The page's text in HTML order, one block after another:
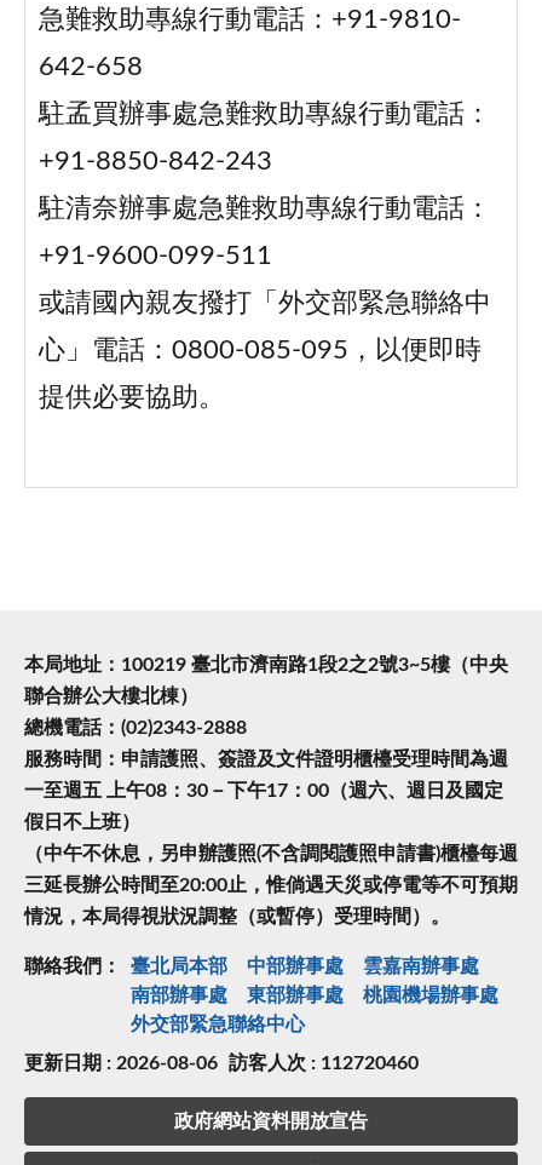
急難救助專線行動電話：+91-9810-
642-658
駐孟買辦事處急難救助專線行動電話：
+91-8850-842-243
駐清奈辦事處急難救助專線行動電話：
+91-9600-099-511
或請國內親友撥打「外交部緊急聯絡中
心」電話：0800-085-095，以便即時
提供必要協助。
本局地址：100219 臺北市濟南路1段2之2號3~5樓（中央
聯合辦公大樓北棟）
總機電話：(02)2343-2888
服務時間：申請護照、簽證及文件證明櫃檯受理時間為週
一至週五 上午08：30－下午17：00（週六、週日及國定
假日不上班）
（中午不休息，另申辦護照(不含調閱護照申請書)櫃檯每週
三延長辦公時間至20:00止，惟倘遇天災或停電等不可預期
情況，本局得視狀況調整（或暫停）受理時間）。
聯絡我們： 臺北局本部 中部辦事處
雲嘉南辦事處
南部辦事處
東部辦事處
桃園機場辦事處
外交部緊急聯絡中⼼
更新日期 : 2026-08-06 訪客人次 : 112720460
政府網站資料開放宣告